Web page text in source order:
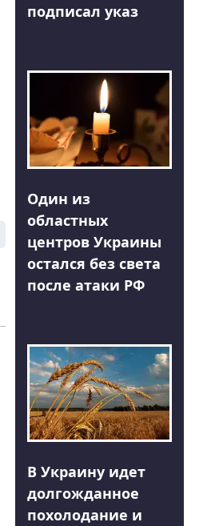
подписал указ
Один из
областных
центров Украины
остался без света
после атаки РФ
В Украину идет
долгожданное
похолодание и